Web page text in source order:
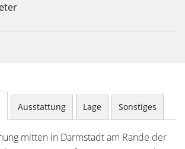
Ausstattung Lage Sonstiges
mitten in Darmstadt am Rande der